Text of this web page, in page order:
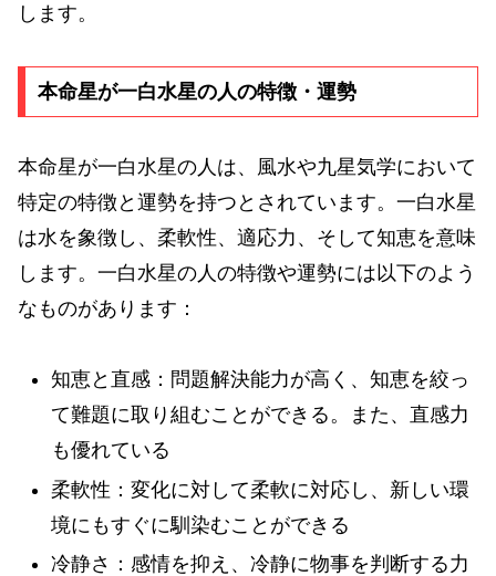
します。
本命星が一白水星の人の特徴・運勢
本命星が一白水星の人は、風水や九星気学において
特定の特徴と運勢を持つとされています。一白水星
は水を象徴し、柔軟性、適応力、そして知恵を意味
します。一白水星の人の特徴や運勢には以下のよう
なものがあります：
知恵と直感：問題解決能力が高く、知恵を絞っ
て難題に取り組むことができる。また、直感力
も優れている
柔軟性：変化に対して柔軟に対応し、新しい環
境にもすぐに馴染むことができる
冷静さ：感情を抑え、冷静に物事を判断する力